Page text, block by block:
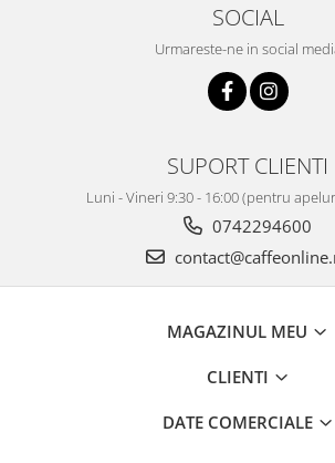
SOCIAL
Urmareste-ne in social
SUPORT CLIENTI
Luni - Vineri 9:30 - 16:00 (pentru
0742294600
MAGAZINUL MEU
CLIENTI
DATE COMERCIALE